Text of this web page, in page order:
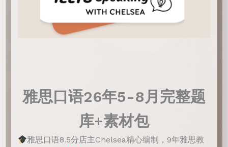
雅思口语26年5-8月完整题
库+素材包
雅思口语8.5分店主Chelsea精心编制，9年雅思教